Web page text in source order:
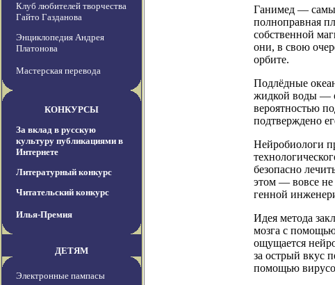
Клуб любителей творчества
Гайто Газданова
Энциклопедия Андрея
Платонова
Мастерская перевода
КОНКУРСЫ
За вклад в русскую
культуру публикациями в
Интернете
Литературный конкурс
Читательский конкурс
Илья-Премия
ДЕТЯМ
Электронные пампасы
Ганимед —
полноправная
собственной
они, в свою
орбите.
Подлёдные
жидкой воды —
вероятностью
подтверждено
Нейробиологи
безопасно
этом — вовсе не
генной
Идея метода
мозга с
ощущается
за острый вкус
помощью